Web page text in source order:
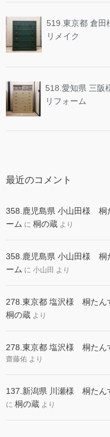
519.東京都 倉
リメイク
518.愛知県 三
リフォーム
最近のコメント
358.鹿児島県 小山田様 桐
ーム に 桐の蔵 より
358.鹿児島県 小山田様 桐
ーム に 小山田 より
278.東京都 塩沢様 桐たん
桐の蔵 より
278.東京都 塩沢様 桐たん
齋藤佑 より
137.新潟県 川瀬様 桐たん
に 桐の蔵 より